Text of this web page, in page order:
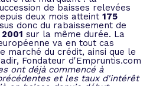
de baisses relevées
deux mois atteint 175
donc du rabaissement de
sur la même durée. La
va en tout cas
marché du crédit, ainsi que le
Fondateur d'Empruntis.com
ont déjà commencé à
et les taux d'intérêt